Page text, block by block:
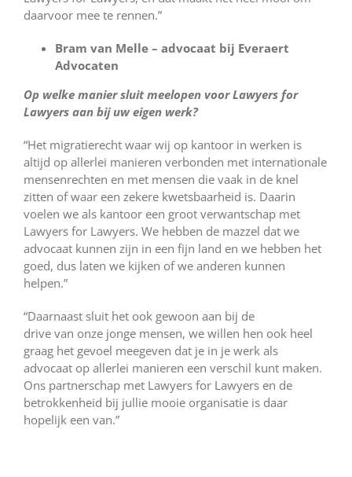
daarvoor mee te rennen.”
Bram van Melle – advocaat bij Everaert
Advocaten
Op welke manier sluit meelopen voor Lawyers for
Lawyers aan bij uw eigen werk?
“Het migratierecht waar wij op kantoor in werken is
altijd op allerlei manieren verbonden met internationale
mensenrechten en met mensen die vaak in de knel
zitten of waar een zekere kwetsbaarheid is. Daarin
voelen we als kantoor een groot verwantschap met
Lawyers for Lawyers. We hebben de mazzel dat we
advocaat kunnen zijn in een fijn land en we hebben het
goed, dus laten we kijken of we anderen kunnen
helpen.”
“Daarnaast sluit het ook gewoon aan bij de
drive van onze jonge mensen, we willen hen ook heel
graag het gevoel meegeven dat je in je werk als
advocaat op allerlei manieren een verschil kunt maken.
Ons partnerschap met Lawyers for Lawyers en de
betrokkenheid bij jullie mooie organisatie is daar
hopelijk een van.”